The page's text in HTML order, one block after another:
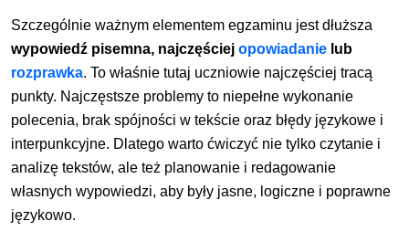
Szczególnie ważnym elementem egzaminu jest dłuższa
wypowiedź pisemna, najczęściejopowiadanie lub
rozprawka. To właśnie tutaj uczniowie najczęściej tracą
punkty. Najczęstsze problemy to niepełne wykonanie
polecenia, brak spójności w tekście oraz błędy językowe i
interpunkcyjne. Dlatego warto ćwiczyć nie tylko czytanie i
analizę tekstów, ale też planowanie i redagowanie
własnych wypowiedzi, aby były jasne, logiczne i poprawne
językowo.